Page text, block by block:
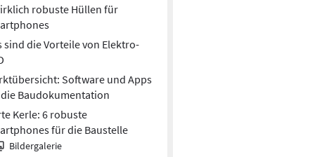
robuste Hüllen für
sind die Vorteile von Elektro-
Software und Apps
Baudokumentation
Kerle: 6 robuste
für die Baustelle
Bildergalerie